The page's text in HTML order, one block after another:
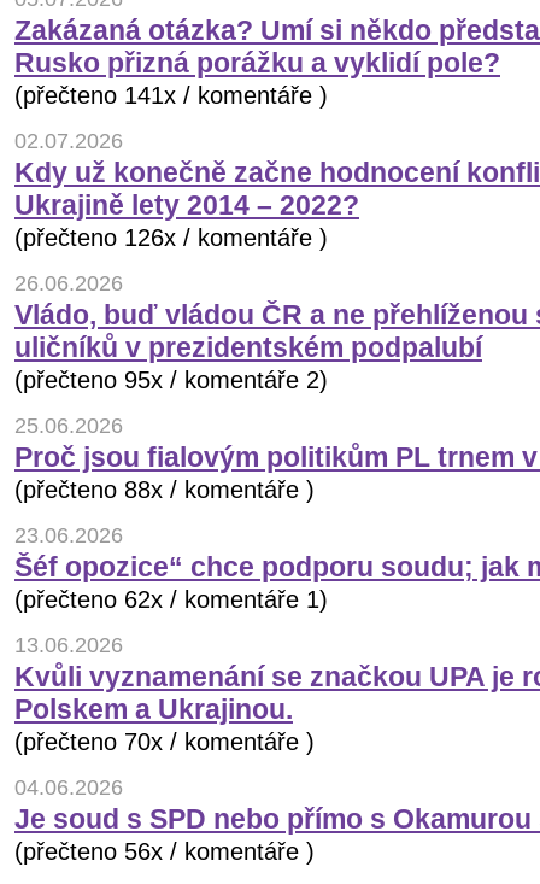
Zakázaná otázka? Umí si někdo
Rusko přizná porážku a vyklidí pole?
(přečteno 141x / komentáře )
02.07.2026
Kdy už konečně začne hodnocení
Ukrajině lety 2014 – 2022?
(přečteno 126x / komentáře )
26.06.2026
Vládo, buď vládou ČR a ne přehlíženou
uličníků v prezidentském podpalubí
(přečteno 95x / komentáře 2)
25.06.2026
Proč jsou fialovým politikům PL trnem
(přečteno 88x / komentáře )
23.06.2026
Šéf opozice“ chce podporu soudu; jak
(přečteno 62x / komentáře 1)
13.06.2026
Kvůli vyznamenání se značkou UPA je
Polskem a Ukrajinou.
(přečteno 70x / komentáře )
04.06.2026
Je soud s SPD nebo přímo s
(přečteno 56x / komentáře )